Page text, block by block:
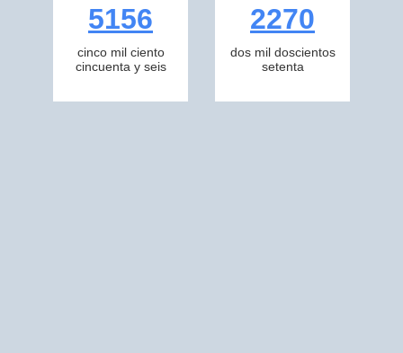
5156
cinco mil ciento
cincuenta y seis
2270
dos mil doscientos
setenta